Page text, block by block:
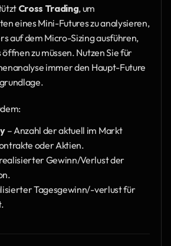
Cross Trading, um
eines Mini-Futures zu analysieren,
auf dem Micro-Sizing ausführen,
zu müssen. Nutzen Sie für
immer den Haupt-Future
– Anzahl der aktuell im Markt
oder Aktien.
Gewinn/Verlust der
Tagesgewinn/-verlust für